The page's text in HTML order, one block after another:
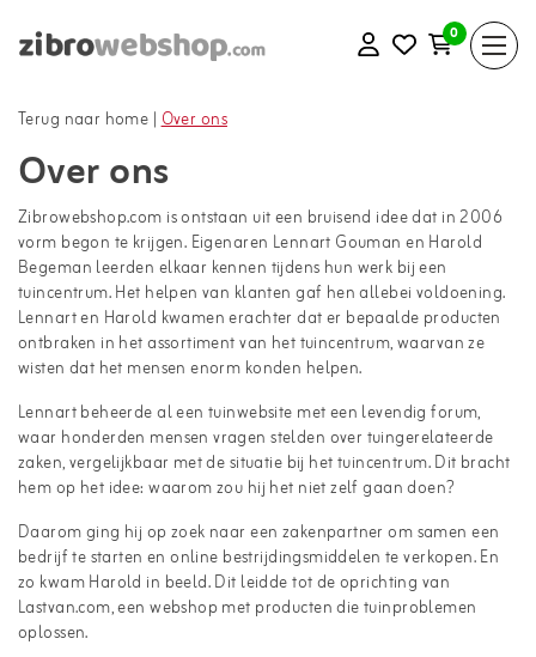
0
Terug naar home |Over ons
Over ons
Zibrowebshop.com is ontstaan uit een bruisend idee dat in 2006
vorm begon te krijgen. Eigenaren Lennart Gouman en Harold
Begeman leerden elkaar kennen tijdens hun werk bij een
tuincentrum. Het helpen van klanten gaf hen allebei voldoening.
Lennart en Harold kwamen erachter dat er bepaalde producten
ontbraken in het assortiment van het tuincentrum, waarvan ze
wisten dat het mensen enorm konden helpen.
Lennart beheerde al een tuinwebsite met een levendig forum,
waar honderden mensen vragen stelden over tuingerelateerde
zaken, vergelijkbaar met de situatie bij het tuincentrum. Dit bracht
hem op het idee: waarom zou hij het niet zelf gaan doen?
Daarom ging hij op zoek naar een zakenpartner om samen een
bedrijf te starten en online bestrijdingsmiddelen te verkopen. En
zo kwam Harold in beeld. Dit leidde tot de oprichting van
Lastvan.com, een webshop met producten die tuinproblemen
oplossen.